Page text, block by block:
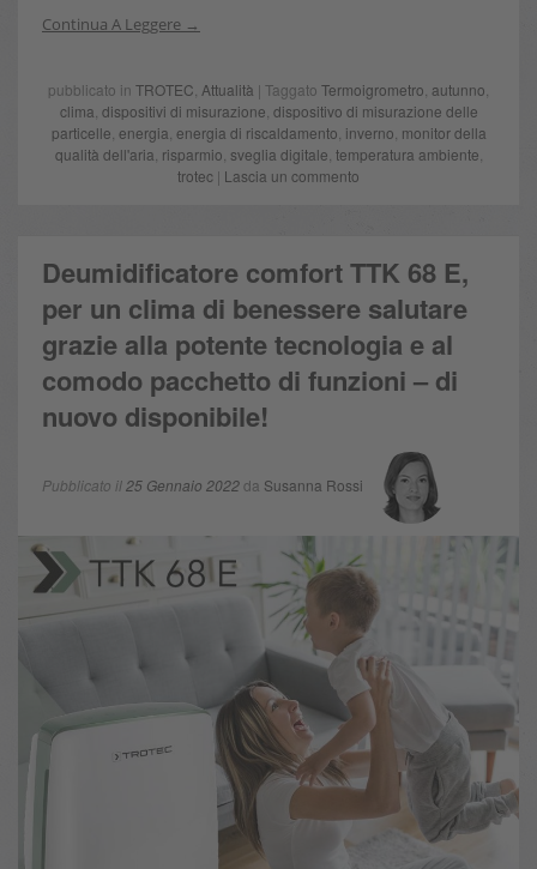
Continua A Leggere
pubblicato in TROTEC Attualità | Taggato Termoigrometro autunno
clima dispositivi di misurazione dispositivo di misurazione delle
particelle energia energia di riscaldamento inverno monitor della
qualità dell'aria risparmio sveglia digitale temperatura ambiente
trotec | Lascia un commento
Deumidificatore comfort TTK 68 E,
per un clima di benessere salutare
grazie alla potente tecnologia e al
comodo pacchetto di funzioni – di
nuovo disponibile!
Pubblicato il25 Gennaio 2022da Susanna Rossi